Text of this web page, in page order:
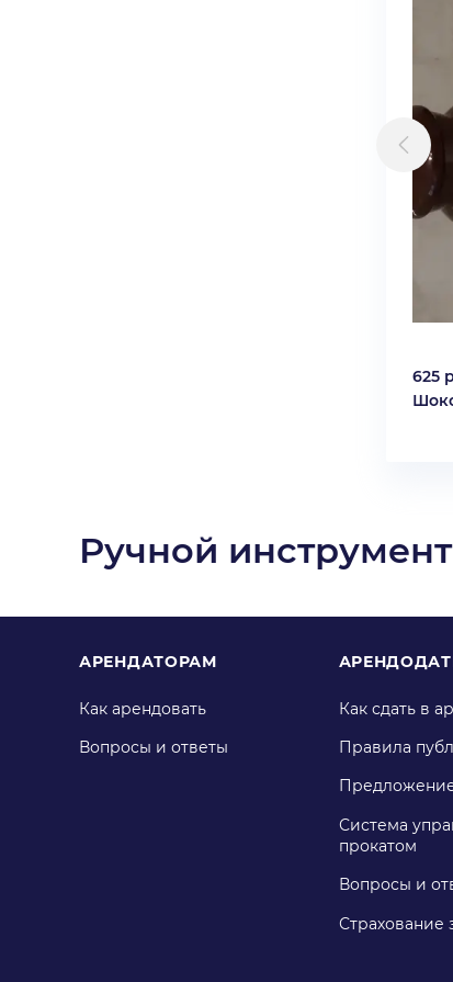
625
Ручной инструмент
АРЕНДАТОРАМ
Как арендовать
Вопросы и ответы
Как сдать в
Правила
Система
прокатом
Вопросы и
Страхование